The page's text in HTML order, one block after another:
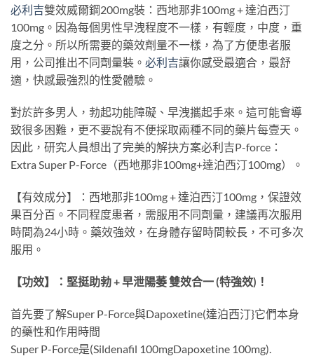
必利吉雙效威爾鋼200mg裝：西地那非100mg + 達泊西汀
100mg。因為每個男性早洩程度不一樣，有輕度，中度，重
度之分。所以所需要的藥效劑量不一樣，為了方便患者服
用，公司推出不同劑量裝。 必利吉讓你感受最適合，最舒
適，快感最強烈的性愛體驗。
對於許多男人，勃起功能障礙、早洩攜起手來。這可能會導
致很多困難，更不要說有不便採取兩種不同的藥片每壹天。
因此，研究人員想出了完美的解抉方案必利吉P-force：
Extra Super P-Force（西地那非100mg+達泊西汀100mg）。
【有效成分】：西地那非100mg + 達泊西汀100mg，保證效
果百分百。不同程度患者，需服用不同劑量，建議再次服用
時間為24小時。藥效強效，在身體存留時間較長，不可多次
服用。
【功效】：堅挺助勃 + 早泄陽萎 雙效合一 (特強效)！
首先要了解Super P-Force與Dapoxetine(達泊西汀}它們本身
的藥性和作用時間
Super P-Force是(Sildenafil 100mgDapoxetine 100mg).